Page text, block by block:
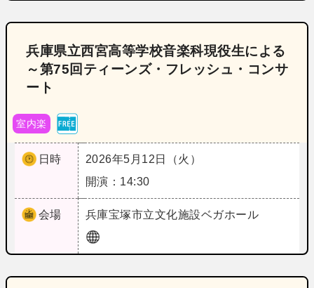
兵庫県立西宮高等学校音楽科現役生による
～第75回ティーンズ・フレッシュ・コンサ
ート
室内楽
日時
2026年5月12日（火）
開演：14:30
会場 兵庫宝塚市立文化施設ベガホール